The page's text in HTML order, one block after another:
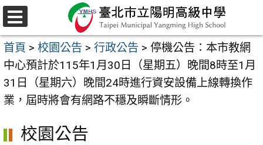
跳
至
主
要
內
容
選
單
首頁 > 校園公告 > 行政公告 > 停機公告：本市教網
中心預計於115年1月30日（星期五）晚間8時至1月
31日（星期六）晚間24時進行資安設備上線轉換作
業，屆時將會有網路不穩及瞬斷情形。
校園公告